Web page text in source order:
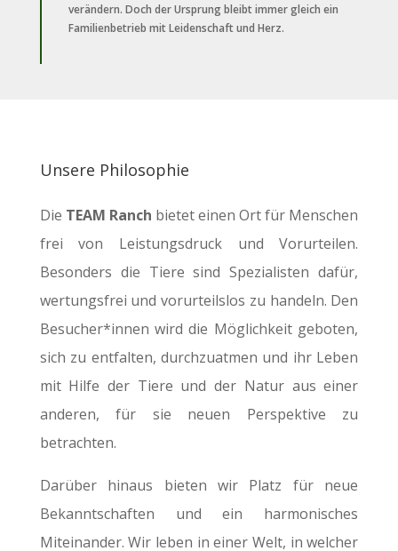
verändern. Doch der Ursprung bleibt immer gleich ein
Familienbetrieb mit Leidenschaft und Herz.
Unsere Philosophie
Die TEAM Ranch bietet einen Ort für Menschen
frei von Leistungsdruck und Vorurteilen.
Besonders die Tiere sind Spezialisten dafür,
wertungsfrei und vorurteilslos zu handeln. Den
Besucher*innen wird die Möglichkeit geboten,
sich zu entfalten, durchzuatmen und ihr Leben
mit Hilfe der Tiere und der Natur aus einer
anderen, für sie neuen Perspektive zu
betrachten.
Darüber hinaus bieten wir Platz für neue
Bekanntschaften und ein harmonisches
Miteinander. Wir leben in einer Welt, in welcher